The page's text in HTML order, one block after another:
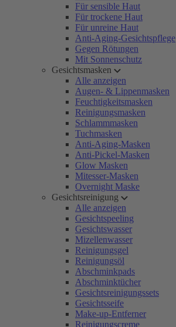
Für sensible Haut
Für trockene Haut
Für unreine Haut
Anti-Aging-Gesichtspflege
Gegen Rötungen
Mit Sonnenschutz
Gesichtsmasken
Alle anzeigen
Augen- & Lippenmasken
Feuchtigkeitsmasken
Reinigungsmasken
Schlammmasken
Tuchmasken
Anti-Aging-Masken
Anti-Pickel-Masken
Glow Masken
Mitesser-Masken
Overnight Maske
Gesichtsreinigung
Alle anzeigen
Gesichtspeeling
Gesichtswasser
Mizellenwasser
Reinigungsgel
Reinigungsöl
Abschminkpads
Abschminktücher
Gesichtsreinigungssets
Gesichtsseife
Make-up-Entferner
Reinigungscreme